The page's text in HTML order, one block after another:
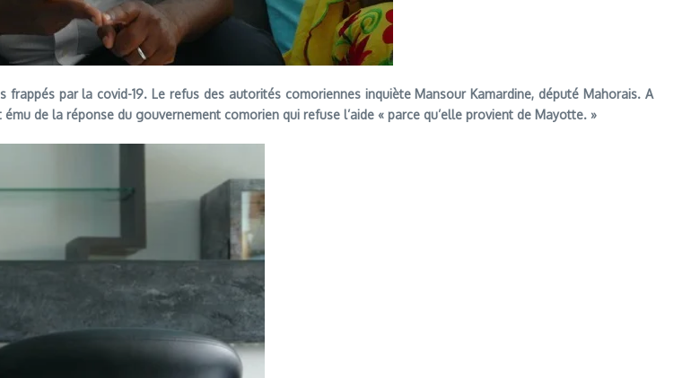
par la covid-19. Le refus des autorités comoriennes inquiète Mansour Kamardine, député Mahorais. A
de la réponse du gouvernement comorien qui refuse l’aide « parce qu’elle provient de Mayotte. »